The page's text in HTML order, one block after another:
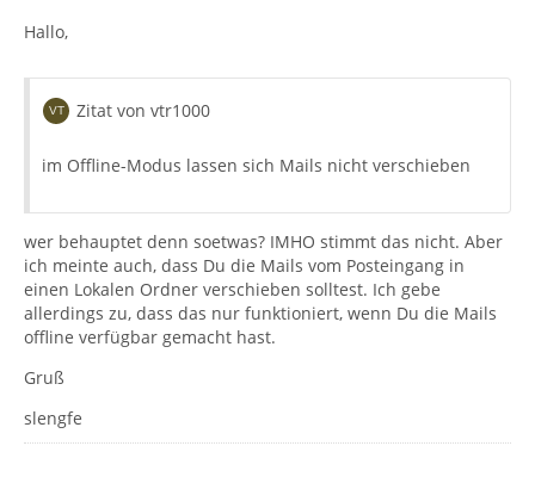
Hallo,
Zitat von vtr1000
im Offline-Modus lassen sich Mails nicht verschieben
wer behauptet denn soetwas? IMHO stimmt das nicht. Aber
ich meinte auch, dass Du die Mails vom Posteingang in
einen Lokalen Ordner verschieben solltest. Ich gebe
allerdings zu, dass das nur funktioniert, wenn Du die Mails
offline verfügbar gemacht hast.
Gruß
slengfe